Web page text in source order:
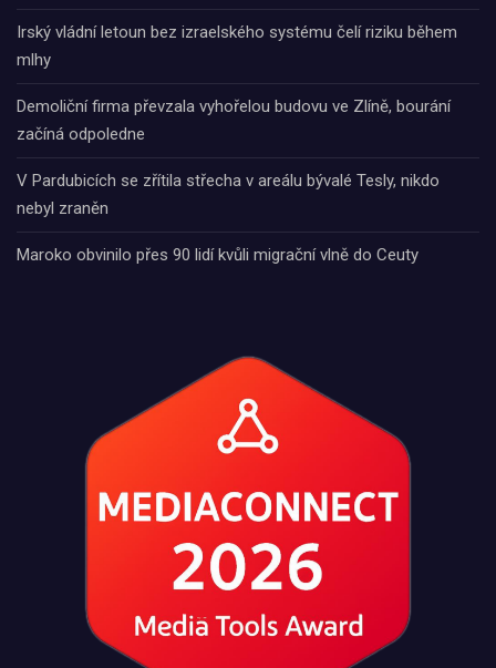
Irský vládní letoun bez izraelského systému čelí riziku během
mlhy
Demoliční firma převzala vyhořelou budovu ve Zlíně, bourání
začíná odpoledne
V Pardubicích se zřítila střecha v areálu bývalé Tesly, nikdo
nebyl zraněn
Maroko obvinilo přes 90 lidí kvůli migrační vlně do Ceuty